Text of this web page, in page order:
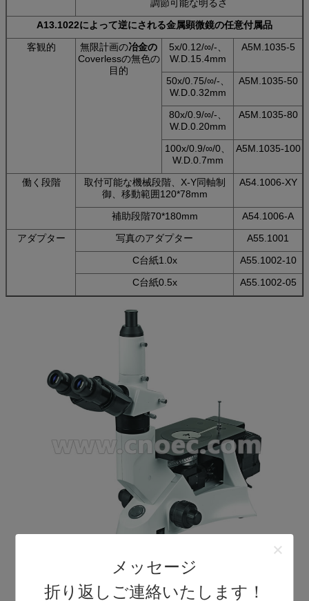
メッセージ
折り返しご連絡いたします！
調節可能な明るさ
A13.1022によって逆にされる金属顕微鏡の任意付属品
客観的
無限計画の冶金の
Coverlessの無色の
目的
5x/0.12/∞/-、
W.D.15.4mm
A5M.1035-5
50x/0.75/∞/-、
W.D.0.32mm
A5M.1035-50
80x/0.9/∞/-、
W.D.0.20mm
A5M.1035-80
100x/0.9/∞/0、
W.D.0.7mm
A5M.1035-100
働く段階
取付可能な機械段階、X-Y同軸制
御、移動範囲120*78mm
A54.1006-XY
補助段階70*180mm
A54.1006-A
アダプター
写真のアダプター
A55.1001
C台紙1.0x
A55.1002-10
C台紙0.5x
A55.1002-05